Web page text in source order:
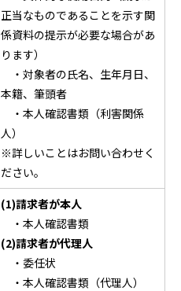
正当なものであることを示す関
係資料の提示が必要な場合があ
ります）
・対象者の氏名、生年月日、
本籍、筆頭者
・本人確認書類（利害関係
人）
※詳しいことはお問い合わせく
ださい。
(1)請求者が本人
・本人確認書類
(2)請求者が代理人
・委任状
・本人確認書類（代理人）